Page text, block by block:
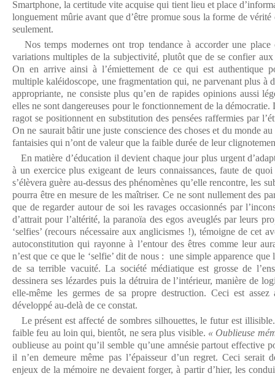
Smartphone, la certitude vite acquise qui tient lieu et place
longuement mûrie avant que d’être promue sous la forme de
seulement.
Nos temps modernes ont trop tendance à accorder une place
variations multiples de la subjectivité, plutôt que de se confier
On en arrive ainsi à l’émiettement de ce qui est authentique
multiple kaléidoscope, une fragmentation qui, ne parvenant plus à
appropriante, ne consiste plus qu’en de rapides opinions aussi
elles ne sont dangereuses pour le fonctionnement de la démocratie.
ragot se positionnent en substitution des pensées raffermies par
On ne saurait bâtir une juste conscience des choses et du monde
fantaisies qui n’ont de valeur que la faible durée de leur
En matière d’éducation il devient chaque jour plus urgent
à un exercice plus exigeant de leurs connaissances, faute de
s’élèvera guère au-dessus des phénomènes qu’elle rencontre, les
pourra être en mesure de les maîtriser. Ce ne sont nullement des
que de regarder autour de soi les ravages occasionnés par
d’attrait pour l’altérité, la paranoïa des egos aveuglés par leurs
‘selfies’ (recours nécessaire aux anglicismes !), témoigne de cet
autoconstitution qui rayonne à l’entour des êtres comme leur
n’est que ce que le ‘selfie’ dit de nous : une simple apparence que
de sa terrible vacuité. La société médiatique est grosse de
dessinera ses lézardes puis la détruira de l’intérieur, manière de
elle-même les germes de sa propre destruction. Ceci est assez
développé au-delà de ce constat.
Le présent est affecté de sombres silhouettes, le futur est
faible feu au loin qui, bientôt, ne sera plus visible. « Oublieuse
oublieuse au point qu’il semble qu’une amnésie partout effective
il n’en demeure même pas l’épaisseur d’un regret. Ceci serait
enjeux de la mémoire ne devaient forger, à partir d’hier, les